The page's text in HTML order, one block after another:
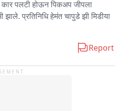
देण्यात येणार आहे.
कार पलटी होऊन पिकअप जीपला
प्रतिनिधि हेमंत चापुडे झी मिडीया
Report